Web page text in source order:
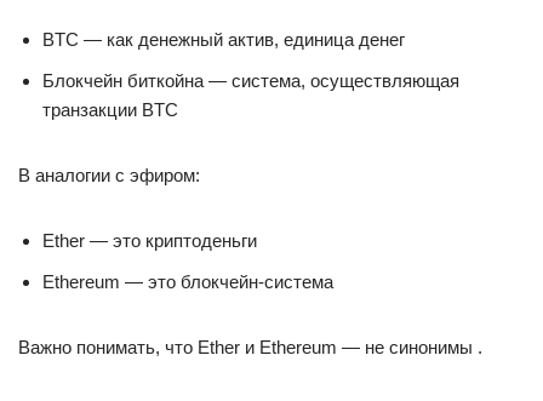
BTC — как денежный актив, единица денег
Блокчейн биткойна — система, осуществляющая
транзакции BTC
В аналогии с эфиром:
Ether — это криптоденьги
Ethereum — это блокчейн-система
Важно понимать, что Ether и Ethereum — не синонимы .